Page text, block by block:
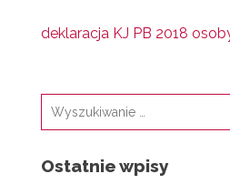
deklaracja KJ PB 2018
Ostatnie wpisy